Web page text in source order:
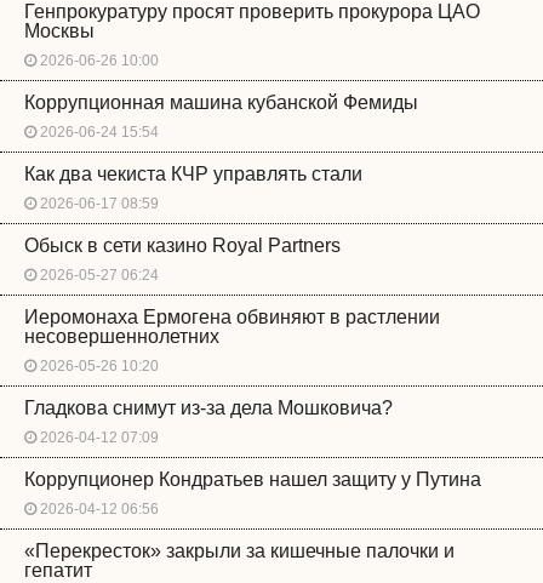
Генпрокуратуру просят проверить прокурора ЦАО
Москвы
2026-06-26 10:00
Коррупционная машина кубанской Фемиды
2026-06-24 15:54
Как два чекиста КЧР управлять стали
2026-06-17 08:59
Обыск в сети казино Royal Partners
2026-05-27 06:24
Иеромонаха Ермогена обвиняют в растлении
несовершеннолетних
2026-05-26 10:20
Гладкова снимут из-за дела Мошковича?
2026-04-12 07:09
Коррупционер Кондратьев нашел защиту у Путина
2026-04-12 06:56
«Перекресток» закрыли за кишечные палочки и
гепатит